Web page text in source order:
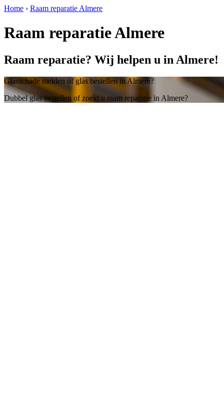
Home › Raam reparatie Almere
Raam reparatie Almere
Raam reparatie? Wij helpen u in Almere!
Glasschade melden of glas bestellen in Almere?
Dubbel glas bestellen of zoekt u raam reparatie in Almere?